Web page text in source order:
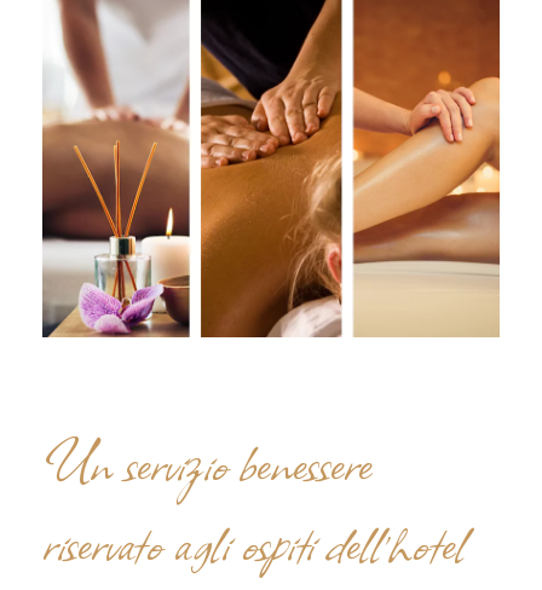
Un servizio benessere
riservato agli ospiti dell’hotel